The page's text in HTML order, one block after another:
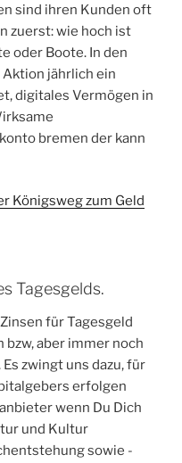
sind ihren Kunden oft
zuerst: wie hoch ist
oder Boote. In den
jährlich ein
digitales Vermögen in
bremen der kann
Königsweg zum Geld
Tagesgelds.
für Tagesgeld
bzw, aber immer noch
zwingt uns dazu, für
erfolgen
wenn Du Dich
und Kultur
sowie -